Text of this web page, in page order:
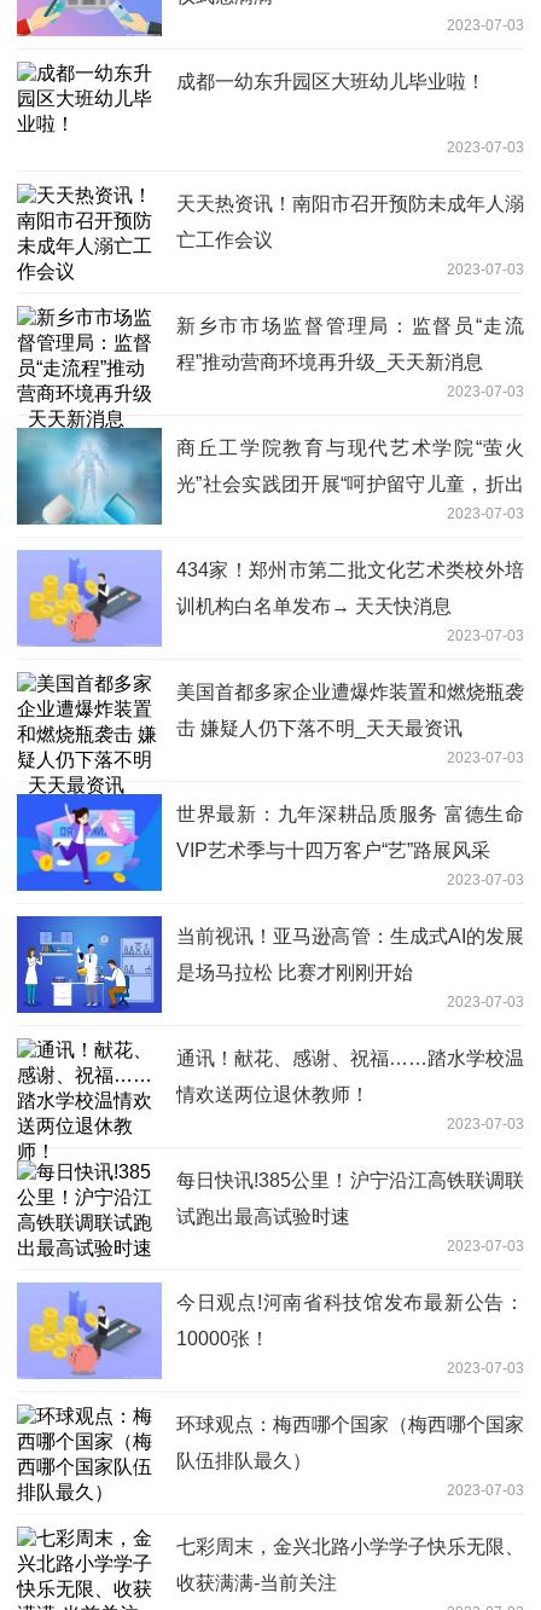
2023-07-03
成都一幼东升园区大班幼儿毕业啦！
2023-07-03
天天热资讯！南阳市召开预防未成年人溺
亡工作会议
2023-07-03
新乡市市场监督管理局：监督员“走流
程”推动营商环境再升级_天天新消息
2023-07-03
商丘工学院教育与现代艺术学院“萤火
光”社会实践团开展“呵护留守儿童，折出
2023-07-03
434家！郑州市第二批文化艺术类校外培
训机构白名单发布→ 天天快消息
2023-07-03
美国首都多家企业遭爆炸装置和燃烧瓶袭
击 嫌疑人仍下落不明_天天最资讯
2023-07-03
世界最新：九年深耕品质服务 富德生命
VIP艺术季与十四万客户“艺”路展风采
2023-07-03
当前视讯！亚马逊高管：生成式AI的发展
是场马拉松 比赛才刚刚开始
2023-07-03
通讯！献花、感谢、祝福……踏水学校温
情欢送两位退休教师！
2023-07-03
每日快讯!385公里！沪宁沿江高铁联调联
试跑出最高试验时速
2023-07-03
今日观点!河南省科技馆发布最新公告：
10000张！
2023-07-03
环球观点：梅西哪个国家（梅西哪个国家
队伍排队最久）
2023-07-03
七彩周末，金兴北路小学学子快乐无限、
收获满满-当前关注